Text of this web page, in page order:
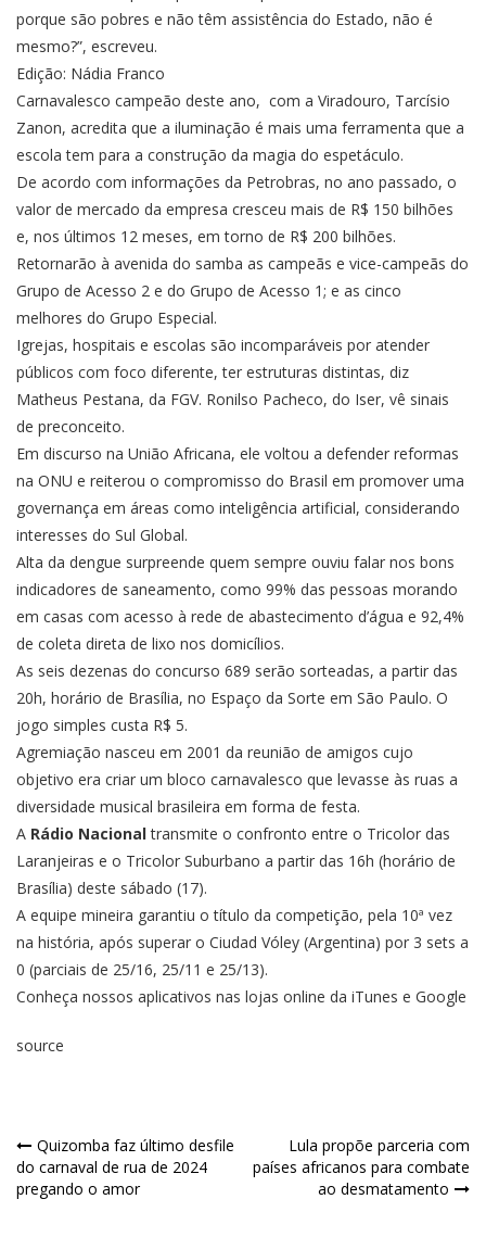
porque são pobres e não têm assistência do Estado, não é
mesmo?”, escreveu.
Edição: Nádia Franco
Carnavalesco campeão deste ano, com a Viradouro, Tarcísio
Zanon, acredita que a iluminação é mais uma ferramenta que a
escola tem para a construção da magia do espetáculo.
De acordo com informações da Petrobras, no ano passado, o
valor de mercado da empresa cresceu mais de R$ 150 bilhões
e, nos últimos 12 meses, em torno de R$ 200 bilhões.
Retornarão à avenida do samba as campeãs e vice-campeãs do
Grupo de Acesso 2 e do Grupo de Acesso 1; e as cinco
melhores do Grupo Especial.
Igrejas, hospitais e escolas são incomparáveis por atender
públicos com foco diferente, ter estruturas distintas, diz
Matheus Pestana, da FGV. Ronilso Pacheco, do Iser, vê sinais
de preconceito.
Em discurso na União Africana, ele voltou a defender reformas
na ONU e reiterou o compromisso do Brasil em promover uma
governança em áreas como inteligência artificial, considerando
interesses do Sul Global.
Alta da dengue surpreende quem sempre ouviu falar nos bons
indicadores de saneamento, como 99% das pessoas morando
em casas com acesso à rede de abastecimento d’água e 92,4%
de coleta direta de lixo nos domicílios.
As seis dezenas do concurso 689 serão sorteadas, a partir das
20h, horário de Brasília, no Espaço da Sorte em São Paulo. O
jogo simples custa R$ 5.
Agremiação nasceu em 2001 da reunião de amigos cujo
objetivo era criar um bloco carnavalesco que levasse às ruas a
diversidade musical brasileira em forma de festa.
A Rádio Nacionaltransmite o confronto entre o Tricolor das
Laranjeiras e o Tricolor Suburbano a partir das 16h (horário de
Brasília) deste sábado (17).
A equipe mineira garantiu o título da competição, pela 10ª vez
na história, após superar o Ciudad Vóley (Argentina) por 3 sets a
0 (parciais de 25/16, 25/11 e 25/13).
Conheça nossos aplicativos nas lojas online da iTunes e Google
source
Quizomba faz último desfile
do carnaval de rua de 2024
pregando o amor
Lula propõe parceria com
países africanos para combate
ao desmatamento